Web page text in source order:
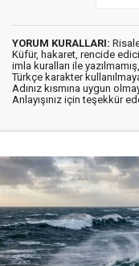
YORUM KURALLARI:
Küfür, hakaret, rencide
imla kuralları ile yazılmamış,
Türkçe karakter
Adınız kısmına uygun
Anlayışınız için teşekkür